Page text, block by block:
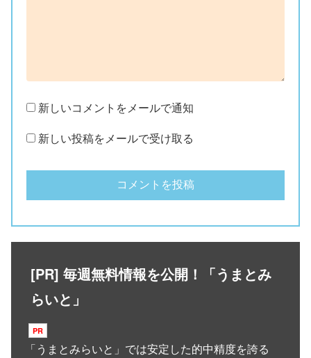
新しいコメントをメールで通知
新しい投稿をメールで受け取る
[PR] 毎週無料情報を公開！「うまとみ
らいと」
「うまとみらいと 」では安定した的中精度を誇る